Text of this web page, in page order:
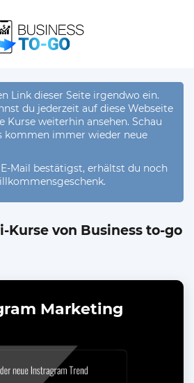
Link dieser Seite irgendwo ein.
du jederzeit auf diese Webseite
Kurse weiterhin ansehen. Schau
kommen immer wieder neue
Mail bestätigst, erhältst du noch
Kurse von Business to-go
Marketing